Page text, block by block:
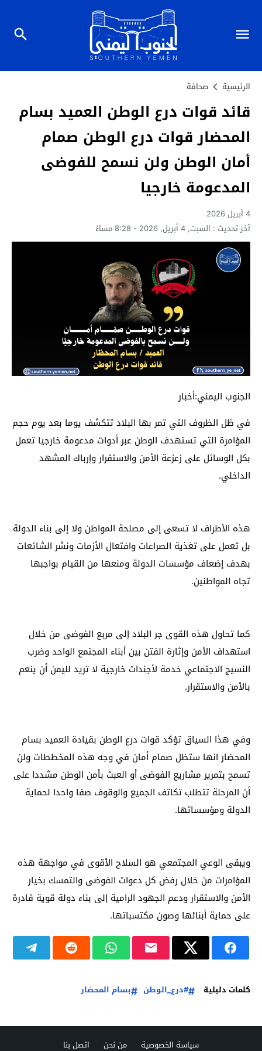
الرئيسية صحافة
قائد قوات درع الوطن العميد بسام
المحضار قوات درع الوطن صمام
أمان الوطن ولن نسمح للفوضى
المدعومة خارجيا
4 أبريل 2026
آخر تحديث : السبت, 4 أبريل, 2026 - 8:28 مساءً
الجنوب اليمني:أخبار
في ظل الظروف التي تمر بها البلاد تتكشف يوما بعد يوم حجم
المؤامرة التي تستهدف الوطن عبر أدوات مدعومة خارجيا تعمل
بكل الوسائل على زعزعة الأمن والاستقرار وإرباك المشهد
الداخلي.
هذه الأطراف لا تسعى إلى مصلحة المواطن ولا إلى بناء الدولة
بل تعمل على تغذية الصراعات وافتعال الأزمات ونشر الشائعات
بهدف إضعاف مؤسسات الدولة ومنعها من القيام بواجبها
تجاه المواطنين.
كما تحاول هذه القوى جر البلاد إلى مربع الفوضى من خلال
استهداف الأمن وإثارة الفتن بين أبناء المجتمع الواحد وضرب
النسيج الاجتماعي خدمة لأجندات خارجية لا تريد لليمن أن ينعم
بالأمن والاستقرار.
وفي هذا السياق تؤكد قوات درع الوطن بقيادة العميد بسام
المحضار انها ستظل صمام أمان في وجه هذه المخططات ولن
تسمح بتمرير مشاريع الفوضى أو العبث بأمن الوطن مشددا على
أن المرحلة تتطلب تكاتف الجميع والوقوف صفا واحدا لحماية
الدولة ومؤسساتها.
ويبقى الوعي المجتمعي هو السلاح الأقوى في مواجهة هذه
المؤامرات من خلال رفض كل دعوات الفوضى والتمسك بخيار
الأمن والاستقرار ودعم الجهود الرامية إلى بناء دولة قوية قادرة
على حماية أبنائها وصون مكتسباتها.
كلمات دليلية #درع_الوطن بسام المحضار
سياسة الخصوصية من نحن اتصل بنا